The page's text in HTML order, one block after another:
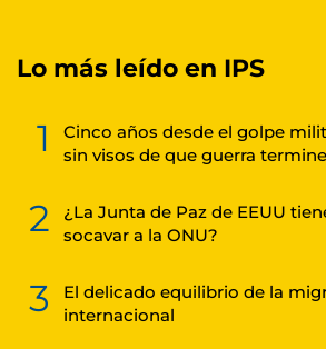
Lo más leído en IPS
1
Cinco años desde el golpe
sin visos de que guerra termine
2
¿La Junta de Paz de EEUU
socavar a la ONU?
3
El delicado equilibrio de la
internacional